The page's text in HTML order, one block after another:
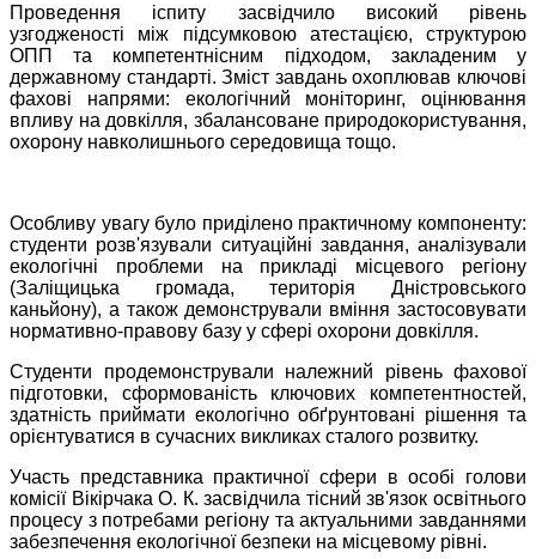
Проведення іспиту засвідчило високий рівень
узгодженості між підсумковою атестацією, структурою
ОПП та компетентнісним підходом, закладеним у
державному стандарті. Зміст завдань охоплював ключові
фахові напрями: екологічний моніторинг, оцінювання
впливу на довкілля, збалансоване природокористування,
охорону навколишнього середовища тощо.
Особливу увагу було приділено практичному компоненту:
студенти розв'язували ситуаційні завдання, аналізували
екологічні проблеми на прикладі місцевого регіону
(Заліщицька громада, територія Дністровського
каньйону), а також демонстрували вміння застосовувати
нормативно-правову базу у сфері охорони довкілля.
Студенти продемонстрували належний рівень фахової
підготовки, сформованість ключових компетентностей,
здатність приймати екологічно обґрунтовані рішення та
орієнтуватися в сучасних викликах сталого розвитку.
Участь представника практичної сфери в особі голови
комісії Вікірчака О. К. засвідчила тісний зв'язок освітнього
процесу з потребами регіону та актуальними завданнями
забезпечення екологічної безпеки на місцевому рівні.